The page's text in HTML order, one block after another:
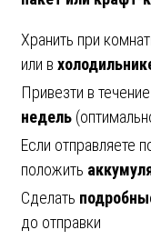
Хранить при
или в
Привезти в течение
недель
Если отправляете
положить
Сделать
до отправки